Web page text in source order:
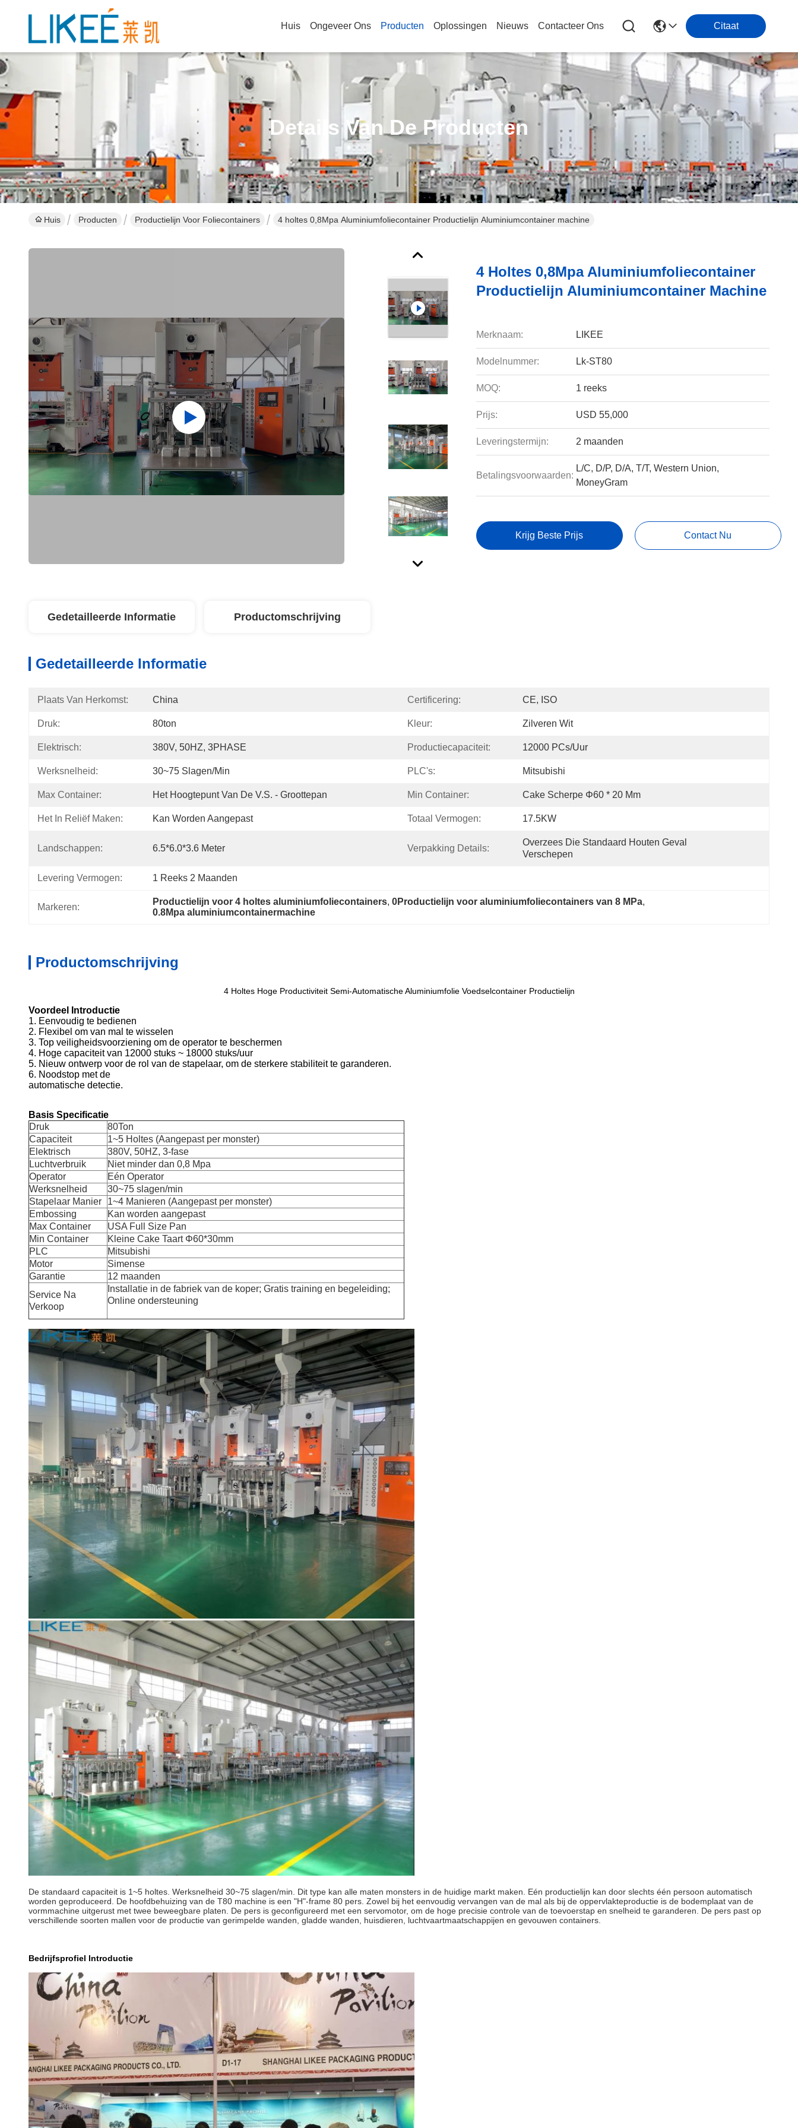
Huis Ongeveer Ons Producten Oplossingen Nieuws Contacteer Ons Citaat
Details Van De Producten
Huis Producten Productielijn Voor Foliecontainers 4 holtes 0,8Mpa Aluminiumfoliecontainer Productielijn Aluminiumcontainer machine
4 Holtes 0,8Mpa Aluminiumfoliecontainer
Productielijn Aluminiumcontainer Machine
Merknaam: LIKEE
Modelnummer: Lk-ST80
MOQ: 1 reeks
Prijs: USD 55,000
Leveringstermijn: 2 maanden
Betalingsvoorwaarden:
L/C, D/P, D/A, T/T, Western Union,
MoneyGram
Krijg Beste Prijs Contact Nu
Gedetailleerde Informatie Productomschrijving
Gedetailleerde Informatie
Plaats Van Herkomst: China Certificering: CE, ISO
Druk: 80ton Kleur: Zilveren Wit
Elektrisch: 380V, 50HZ, 3PHASE Productiecapaciteit: 12000 PCs/uur
Werksnelheid: 30~75 Slagen/min PLC's: Mitsubishi
Max Container: Het Hoogtepunt Van De V.S. - Groottepan Min Container: Cake Scherpe Φ60 * 20 Mm
Het In Reliëf Maken: Kan Worden Aangepast Totaal Vermogen: 17.5KW
Landschappen: 6.5*6.0*3.6 Meter Verpakking Details:
Overzees Die Standaard Houten Geval
Verschepen
Levering Vermogen: 1 Reeks 2 Maanden
Markeren:
Productielijn voor 4 holtes aluminiumfoliecontainers, 0Productielijn voor aluminiumfoliecontainers van 8 MPa,
0.8Mpa aluminiumcontainermachine
Productomschrijving
4 Holtes Hoge Productiviteit Semi-Automatische Aluminiumfolie Voedselcontainer Productielijn
Voordeel Introductie
1. Eenvoudig te bedienen
2. Flexibel om van mal te wisselen
3. Top veiligheidsvoorziening om de operator te beschermen
4. Hoge capaciteit van 12000 stuks ~ 18000 stuks/uur
5. Nieuw ontwerp voor de rol van de stapelaar, om de sterkere stabiliteit te garanderen.
6. Noodstop met de
automatische detectie.
Basis Specificatie
Druk
80Ton
Capaciteit
1~5 Holtes (Aangepast per monster)
Elektrisch
380V, 50HZ, 3-fase
Luchtverbruik
Niet minder dan 0,8 Mpa
Operator
Eén Operator
Werksnelheid
30~75 slagen/min
Stapelaar Manier
1~4 Manieren (Aangepast per monster)
Embossing
Kan worden aangepast
Max Container
USA Full Size Pan
Min Container
Kleine Cake Taart Φ60*30mm
PLC
Mitsubishi
Motor
Simense
Garantie
12 maanden
Service Na
Verkoop
Installatie in de fabriek van de koper; Gratis training en begeleiding;
Online ondersteuning
De standaard capaciteit is 1~5 holtes. Werksnelheid 30~75 slagen/min. Dit type kan alle maten monsters in de huidige markt maken. Eén productielijn kan door slechts één persoon automatisch
worden geproduceerd. De hoofdbehuizing van de T80 machine is een "H"-frame 80 pers. Zowel bij het eenvoudig vervangen van de mal als bij de oppervlakteproductie is de bodemplaat van de
vormmachine uitgerust met twee beweegbare platen. De pers is geconfigureerd met een servomotor, om de hoge precisie controle van de toevoerstap en snelheid te garanderen. De pers past op
verschillende soorten mallen voor de productie van gerimpelde wanden, gladde wanden, huisdieren, luchtvaartmaatschappijen en gevouwen containers.
Bedrijfsprofiel Introductie